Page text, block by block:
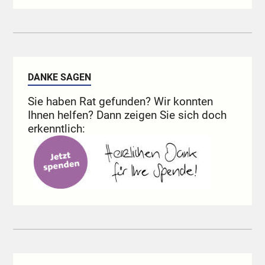
DANKE SAGEN
Sie haben Rat gefunden? Wir konnten
Ihnen helfen? Dann zeigen Sie sich doch
erkenntlich: